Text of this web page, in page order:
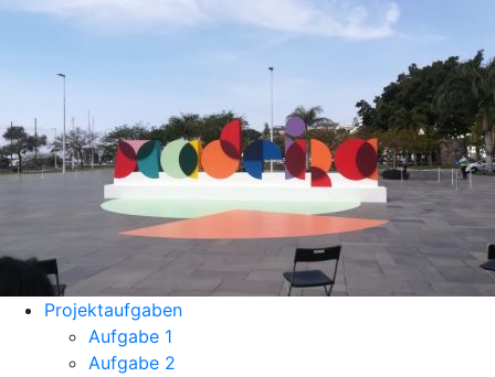
Projektaufgaben
Aufgabe 1
Aufgabe 2